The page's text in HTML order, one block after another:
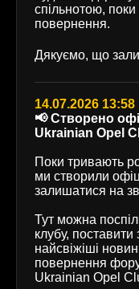
спільнотою,
повернення.
Дякуємо, що
14.07.2026 13:58
📢 Створено
Ukrainian Opel
Поки тривають
ми створили
залишатися на
Тут можна
клубу,
найсвіжіші
повернення
Ukrainian Opel